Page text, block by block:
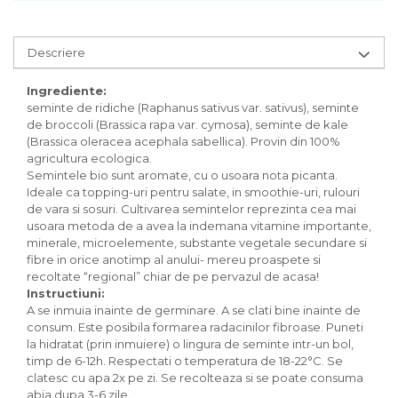
Masline bio si antipasti
Antipasti bio
Masline bio
Pesto bio
Musli si terci
Fulgi din cereale bio
Musli bio
Terci bio
Orez bio si leguminoase
Legume bio
Legume bio in conserva
Orez bio
Paste si fidea
Paste bio din emmer
Paste bio din grau
Paste bio din spelta
Descriere
Ingrediente:
seminte de ridiche (Raphanus sativus var. sativus), seminte
de broccoli (Brassica rapa var. cymosa), seminte de kale
(Brassica oleracea acephala sabellica). Provin din 100%
agricultura ecologica.
Semintele bio sunt aromate, cu o usoara nota picanta.
Ideale ca topping-uri pentru salate, in smoothie-uri, rulouri
de vara si sosuri. Cultivarea semintelor reprezinta cea mai
usoara metoda de a avea la indemana vitamine importante,
minerale, microelemente, substante vegetale secundare si
fibre in orice anotimp al anului- mereu proaspete si
recoltate “regional” chiar de pe pervazul de acasa!
Instructiuni:
A se inmuia inainte de germinare. A se clati bine inainte de
consum. Este posibila formarea radacinilor fibroase. Puneti
la hidratat (prin inmuiere) o lingura de seminte intr-un bol,
timp de 6-12h. Respectati o temperatura de 18-22°C. Se
clatesc cu apa 2x pe zi. Se recolteaza si se poate consuma
abia dupa 3-6 zile.